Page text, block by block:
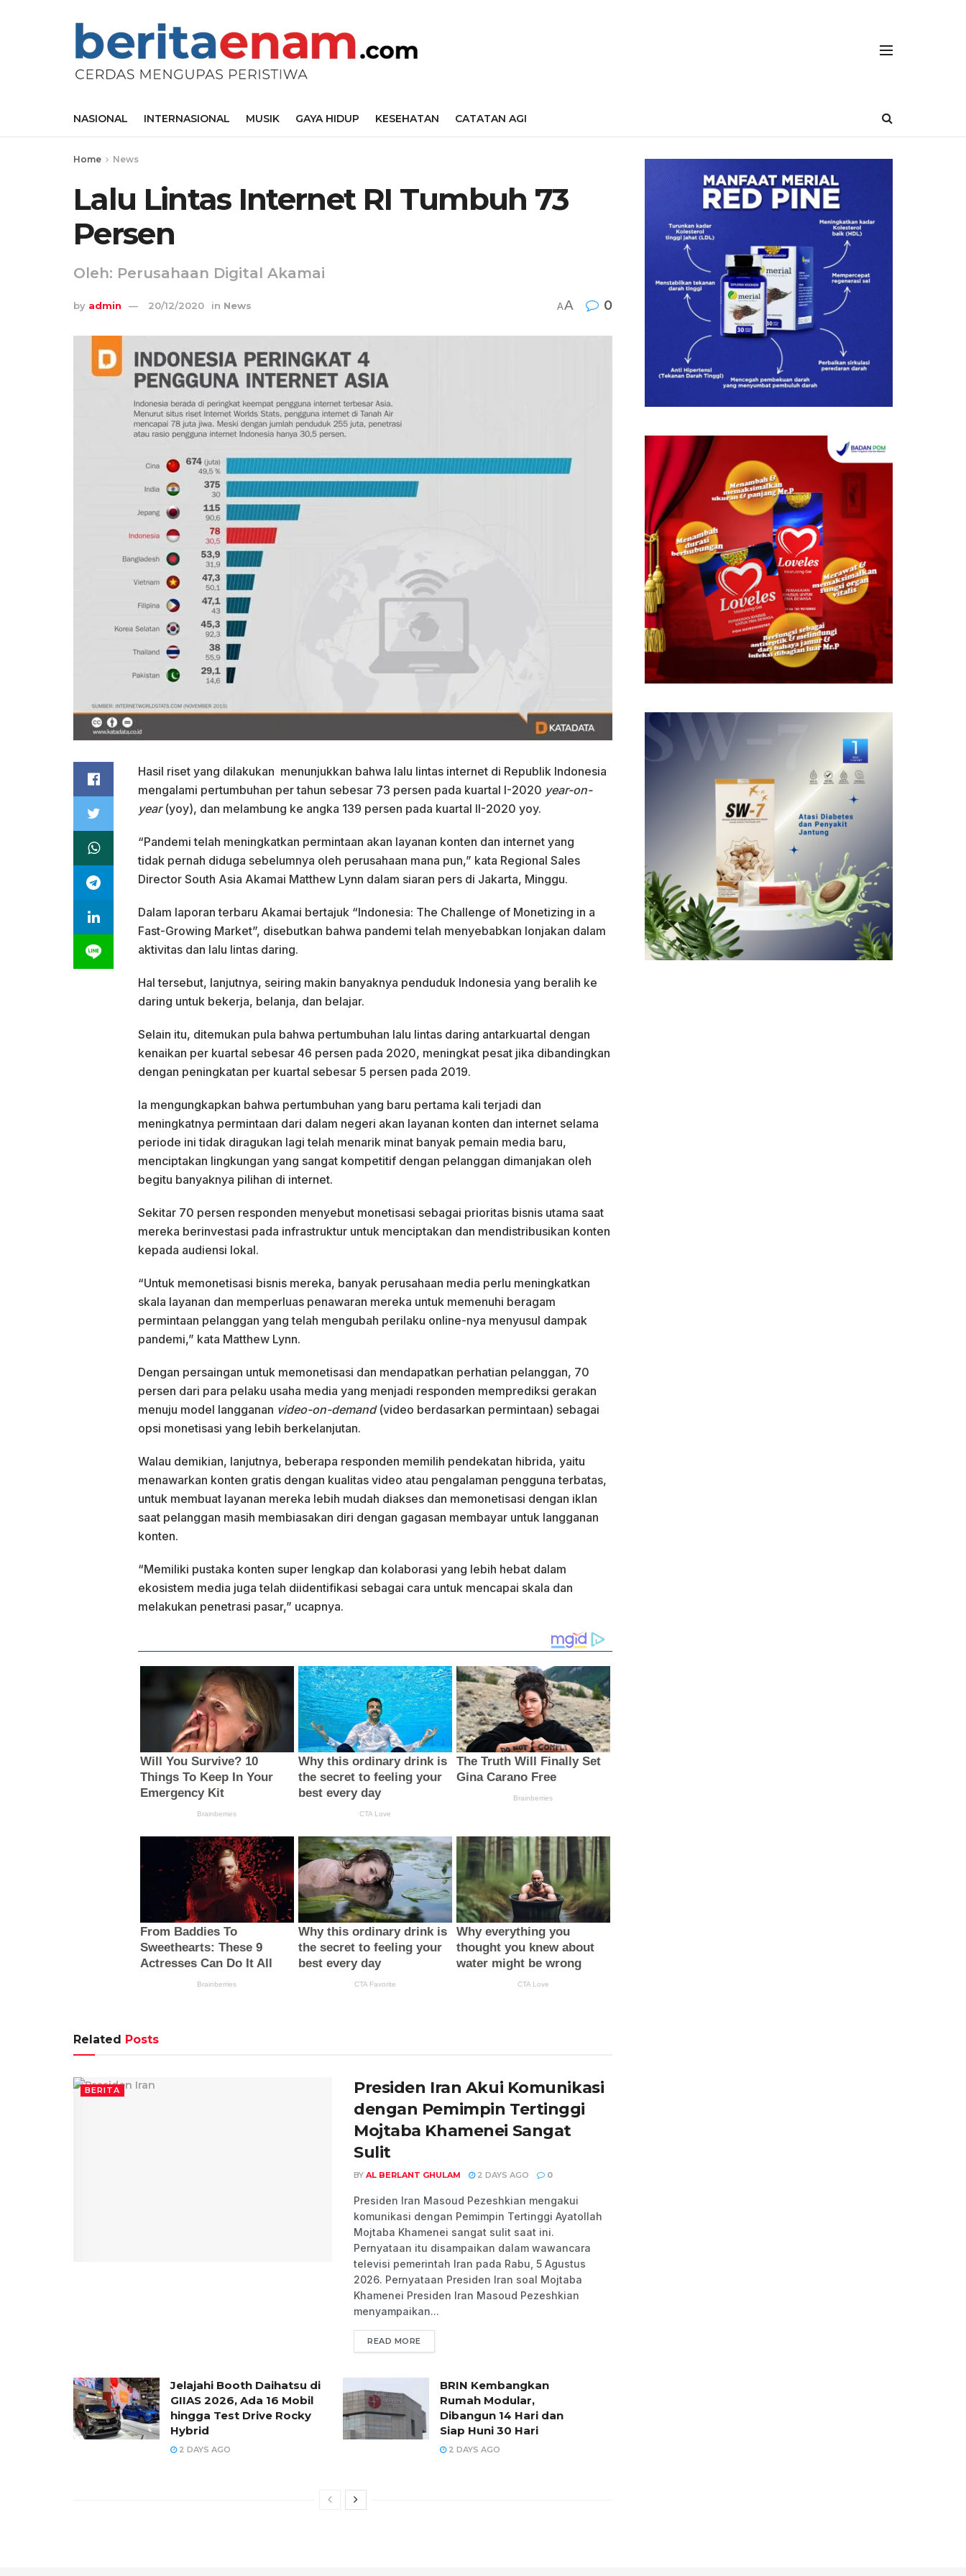
NASIONAL INTERNASIONAL MUSIK GAYA HIDUP KESEHATAN CATATAN AGI
Home News
Lalu Lintas Internet RI Tumbuh 73
Persen
Oleh: Perusahaan Digital Akamai
by admin 20/12/2020 in News AA 0
Hasil riset yang dilakukan menunjukkan bahwa lalu lintas internet di Republik Indonesia
mengalami pertumbuhan per tahun sebesar 73 persen pada kuartal I-2020 year-on-
year (yoy), dan melambung ke angka 139 persen pada kuartal II-2020 yoy.
“Pandemi telah meningkatkan permintaan akan layanan konten dan internet yang
tidak pernah diduga sebelumnya oleh perusahaan mana pun,” kata Regional Sales
Director South Asia Akamai Matthew Lynn dalam siaran pers di Jakarta, Minggu.
Dalam laporan terbaru Akamai bertajuk “Indonesia: The Challenge of Monetizing in a
Fast-Growing Market”, disebutkan bahwa pandemi telah menyebabkan lonjakan dalam
aktivitas dan lalu lintas daring.
Hal tersebut, lanjutnya, seiring makin banyaknya penduduk Indonesia yang beralih ke
daring untuk bekerja, belanja, dan belajar.
Selain itu, ditemukan pula bahwa pertumbuhan lalu lintas daring antarkuartal dengan
kenaikan per kuartal sebesar 46 persen pada 2020, meningkat pesat jika dibandingkan
dengan peningkatan per kuartal sebesar 5 persen pada 2019.
Ia mengungkapkan bahwa pertumbuhan yang baru pertama kali terjadi dan
meningkatnya permintaan dari dalam negeri akan layanan konten dan internet selama
periode ini tidak diragukan lagi telah menarik minat banyak pemain media baru,
menciptakan lingkungan yang sangat kompetitif dengan pelanggan dimanjakan oleh
begitu banyaknya pilihan di internet.
Sekitar 70 persen responden menyebut monetisasi sebagai prioritas bisnis utama saat
mereka berinvestasi pada infrastruktur untuk menciptakan dan mendistribusikan konten
kepada audiensi lokal.
“Untuk memonetisasi bisnis mereka, banyak perusahaan media perlu meningkatkan
skala layanan dan memperluas penawaran mereka untuk memenuhi beragam
permintaan pelanggan yang telah mengubah perilaku online-nya menyusul dampak
pandemi,” kata Matthew Lynn.
Dengan persaingan untuk memonetisasi dan mendapatkan perhatian pelanggan, 70
persen dari para pelaku usaha media yang menjadi responden memprediksi gerakan
menuju model langganan video-on-demand(video berdasarkan permintaan) sebagai
opsi monetisasi yang lebih berkelanjutan.
Walau demikian, lanjutnya, beberapa responden memilih pendekatan hibrida, yaitu
menawarkan konten gratis dengan kualitas video atau pengalaman pengguna terbatas,
untuk membuat layanan mereka lebih mudah diakses dan memonetisasi dengan iklan
saat pelanggan masih membiasakan diri dengan gagasan membayar untuk langganan
konten.
“Memiliki pustaka konten super lengkap dan kolaborasi yang lebih hebat dalam
ekosistem media juga telah diidentifikasi sebagai cara untuk mencapai skala dan
melakukan penetrasi pasar,” ucapnya.
Related Posts
BERITA
Presiden Iran Akui Komunikasi
dengan Pemimpin Tertinggi
Mojtaba Khamenei Sangat
Sulit
BY AL BERLANT GHULAM 2 DAYS AGO 0
Presiden Iran Masoud Pezeshkian mengakui
komunikasi dengan Pemimpin Tertinggi Ayatollah
Mojtaba Khamenei sangat sulit saat ini.
Pernyataan itu disampaikan dalam wawancara
televisi pemerintah Iran pada Rabu, 5 Agustus
2026. Pernyataan Presiden Iran soal Mojtaba
Khamenei Presiden Iran Masoud Pezeshkian
menyampaikan...
READ MORE
Jelajahi Booth Daihatsu di
GIIAS 2026, Ada 16 Mobil
hingga Test Drive Rocky
Hybrid
2 DAYS AGO
BRIN Kembangkan
Rumah Modular,
Dibangun 14 Hari dan
Siap Huni 30 Hari
2 DAYS AGO